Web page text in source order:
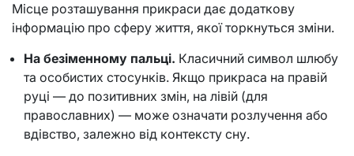
Місце розташування прикраси дає додаткову
інформацію про сферу життя, якої торкнуться зміни.
На безіменному пальці. Класичний символ шлюбу
та особистих стосунків. Якщо прикраса на правій
руці — до позитивних змін, на лівій (для
православних) — може означати розлучення або
вдівство, залежно від контексту сну.